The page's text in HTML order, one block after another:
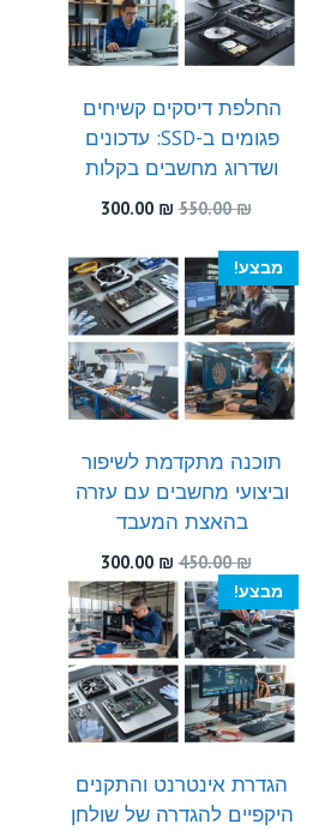
החלפת דיסקים קשיחים
פגומים ב-SSD: עדכונים
ושדרוג מחשבים בקלות
550.00₪
המחיר
היה:
550.00 ₪.
300.00 ₪
הוא:
300.00 ₪.
מבצע!
תוכנה מתקדמת לשיפור
וביצועי מחשבים עם עזרה
בהאצת המעבד
450.00₪
המחיר
המקורי
היה:
450.00 ₪.
300.00 ₪
הנוכחי
הוא:
300.00 ₪.
מבצע!
הגדרת אינטרנט והתקנים
היקפיים להגדרה של שולחן